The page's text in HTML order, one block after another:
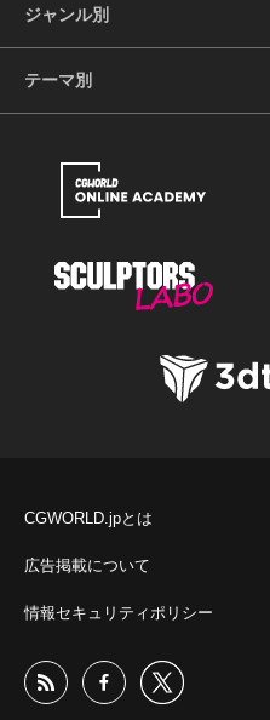
ジャンル別
テーマ別
CGWORLD.jpとは
広告掲載について
情報セキュリティポリシー